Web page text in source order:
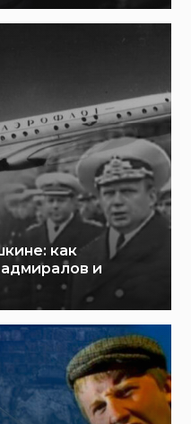
как
и